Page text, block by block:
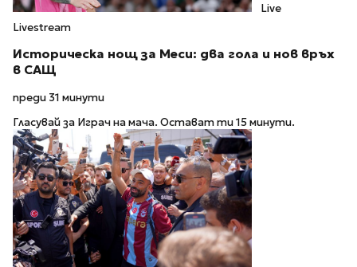
Live
Livestream
Историческа нощ за Меси: два гола и нов връх
в САЩ
преди 31 минути
Гласувай за Играч на мача. Остават ти 15 минути.